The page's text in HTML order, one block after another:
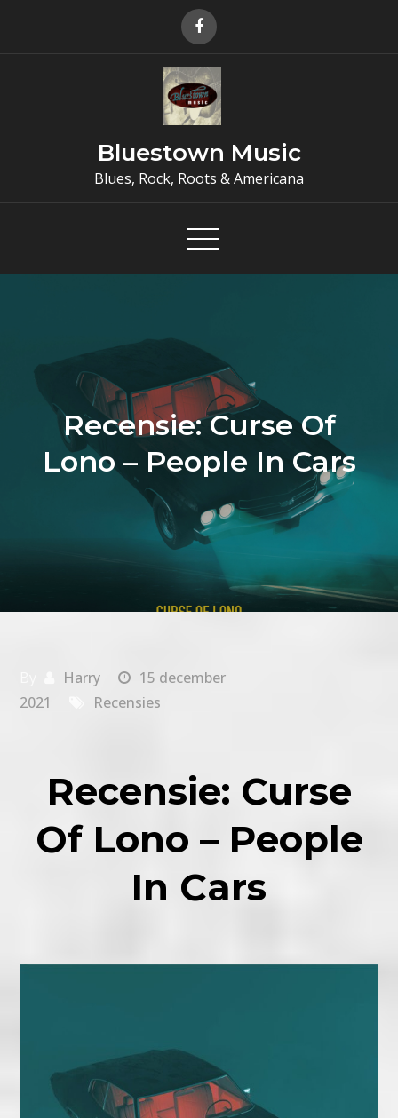
Bluestown Music
Blues, Rock, Roots & Americana
Recensie: Curse Of
Lono – People In Cars
Harry
15 december
2021
Recensies
Recensie: Curse
Of Lono – People
In Cars